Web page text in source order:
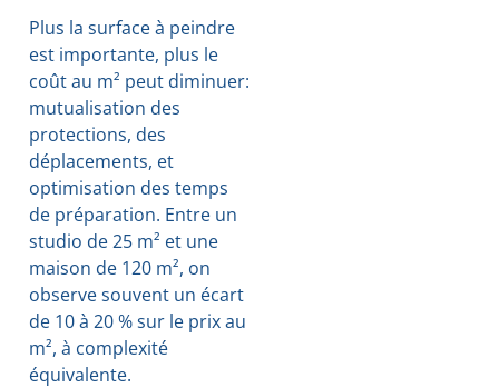
Plus la surface à peindre
est importante, plus le
coût au m² peut diminuer:
mutualisation des
protections, des
déplacements, et
optimisation des temps
de préparation. Entre un
studio de 25 m² et une
maison de 120 m², on
observe souvent un écart
de 10 à 20 % sur le prix au
m², à complexité
équivalente.